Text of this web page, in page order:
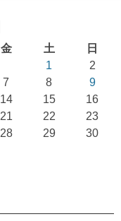
金 土
日
1
2
7 8
9
14 15
16
21 22
23
28 29
30